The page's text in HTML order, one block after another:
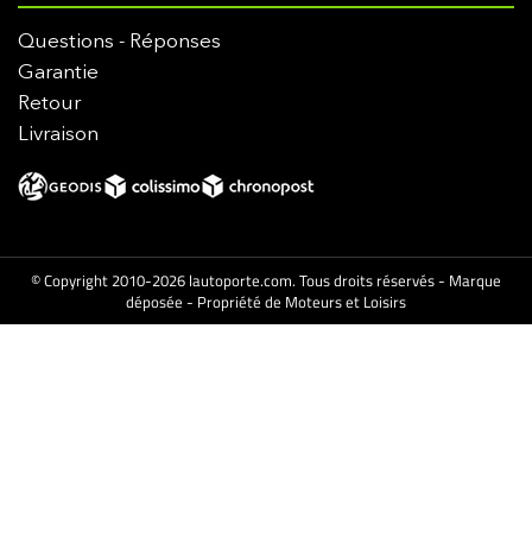
Questions - Réponses
Garantie
Retour
Livraison
© Copyright 2010-2026 lautoporte.com. Tous droits réservés - Marque
déposée - Propriété de Moteurs et Loisirs